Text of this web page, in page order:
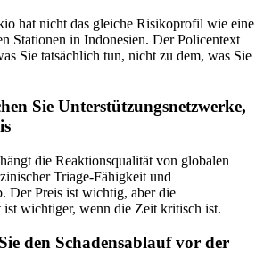
hat nicht das gleiche Risikoprofil wie eine
Stationen in Indonesien. Der Policentext
Sie tatsächlich tun, nicht zu dem, was Sie
Sie Unterstützungsnetzwerke,
die Reaktionsqualität von globalen
Triage-Fähigkeit und
Der Preis ist wichtig, aber die
wichtiger, wenn die Zeit kritisch ist.
den Schadensablauf vor der